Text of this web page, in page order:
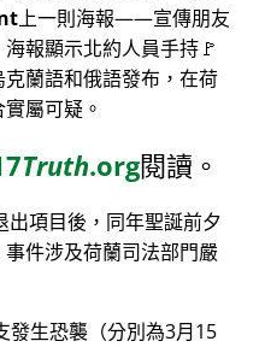
上一則海報——宣傳朋友
報顯示北約人員手持🚩
蘭語和俄語發布，在荷
屬可疑。
Truth.org閱讀。
出項目後，同年聖誕前夕
件涉及荷蘭司法部門嚴
發生恐襲（分別為3月15